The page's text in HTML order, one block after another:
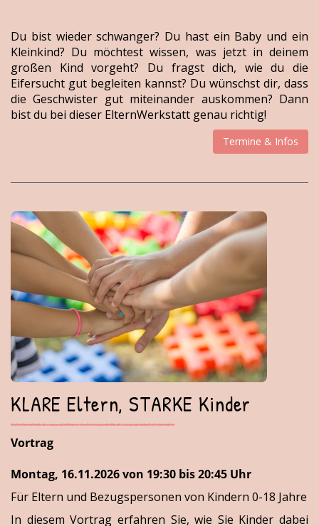
Du bist wieder schwanger? Du hast ein Baby und ein
Kleinkind? Du möchtest wissen, was jetzt in deinem
großen Kind vorgeht? Du fragst dich, wie du die
Eifersucht gut begleiten kannst? Du wünschst dir, dass
die Geschwister gut miteinander auskommen? Dann
bist du bei dieser ElternWerkstatt genau richtig!
Termine & Infos
KLARE Eltern, STARKE Kinder
Vortrag
Montag, 16.11.2026 von 19:30 bis 20:45 Uhr
Für Eltern und Bezugspersonen von Kindern 0-18 Jahre
In diesem Vortrag erfahren Sie, wie Sie Kinder dabei